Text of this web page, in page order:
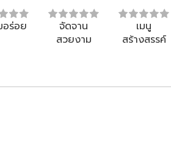
อร่อย
จัดจาน
สวยงาม
เมนู
สร้างสรรค์